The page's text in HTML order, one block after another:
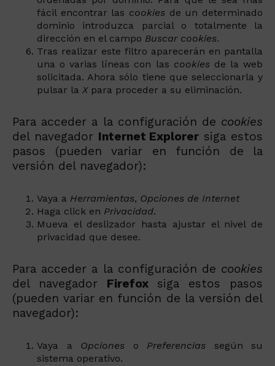
fácil encontrar las cookies de un determinado
dominio introduzca parcial o totalmente la
dirección en el campo Buscar cookies.
Tras realizar este filtro aparecerán en pantalla
una o varias líneas con las cookiesde la web
solicitada. Ahora sólo tiene que seleccionarla y
pulsar la Xpara proceder a su eliminación.
Para acceder a la configuración de cookies
del navegador Internet Explorer siga estos
pasos (pueden variar en función de la
versión del navegador):
Vaya a Herramientas, Opciones de Internet
Haga click en Privacidad.
Mueva el deslizador hasta ajustar el nivel de
privacidad que desee.
Para acceder a la configuración de cookies
del navegador Firefoxsiga estos pasos
(pueden variar en función de la versión del
navegador):
Vaya a Opciones o Preferencias según su
sistema operativo.